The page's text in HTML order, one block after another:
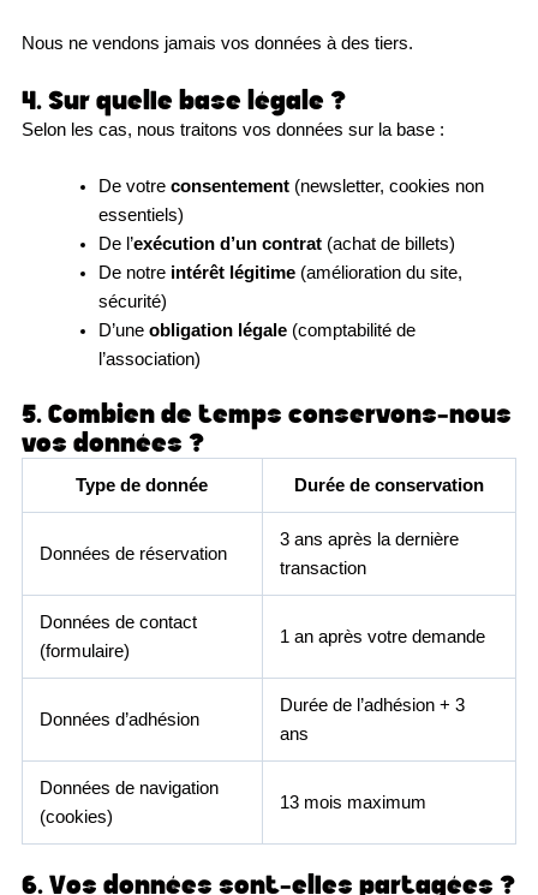
Nous ne vendons jamais vos données à des tiers.
4. Sur quelle base légale ?
Selon les cas, nous traitons vos données sur la base :
De votre consentement(newsletter, cookies non
essentiels)
De l’exécution d’un contrat(achat de billets)
De notre intérêt légitime(amélioration du site,
sécurité)
D’une obligation légale(comptabilité de
l’association)
5. Combien de temps conservons-nous
vos données ?
Type de donnée Durée de conservation
Données de réservation
3 ans après la dernière
transaction
Données de contact
(formulaire)
1 an après votre demande
Données d’adhésion
Durée de l’adhésion + 3
ans
Données de navigation
(cookies)
13 mois maximum
6. Vos données sont-elles partagées ?